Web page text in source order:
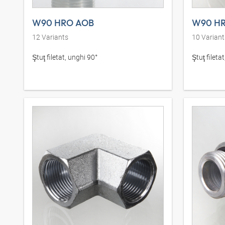
W90 HRO AOB
12Variants
Ştuţ filetat, unghi 90°
W90
10
Ştuţ